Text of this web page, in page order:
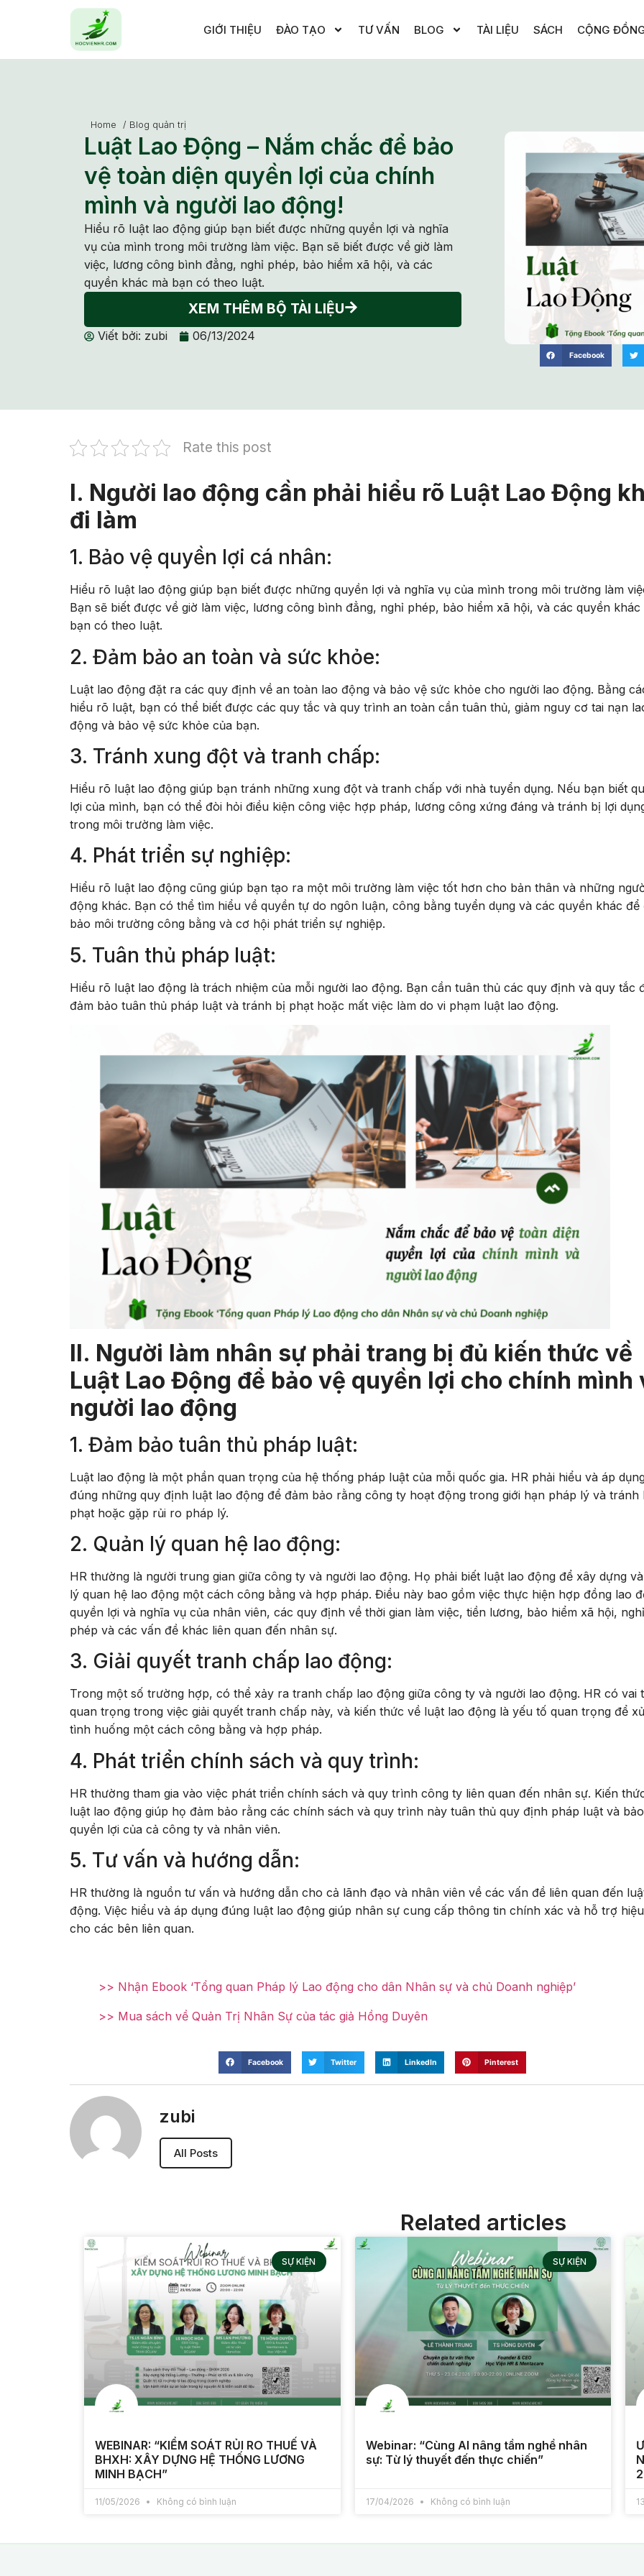
GIỚI THIỆU ĐÀO TẠO TƯ VẤN BLOG TÀI LIỆU SÁCH CỘNG
Home / Blog quản trị
Luật Lao Động – Nắm chắc để bảo
vệ toàn diện quyền lợi của chính
mình và người lao động!
Hiểu rõ luật lao động giúp bạn biết được những quyền lợi và nghĩa
vụ của mình trong môi trường làm việc. Bạn sẽ biết được về giờ làm
việc, lương công bình đẳng, nghỉ phép, bảo hiểm xã hội, và các
quyền khác mà bạn có theo luật.
XEM THÊM BỘ TÀI LIỆU
Viết bởi: zubi 06/13/2024
Facebook
Rate this post
I. Người lao động cần phải hiểu rõ Luật Lao Động
đi làm
1. Bảo vệ quyền lợi cá nhân:
Hiểu rõ luật lao động giúp bạn biết được những quyền lợi và nghĩa vụ của mình trong môi trường làm
Bạn sẽ biết được về giờ làm việc, lương công bình đẳng, nghỉ phép, bảo hiểm xã hội, và các quyền khác
bạn có theo luật.
2. Đảm bảo an toàn và sức khỏe:
Luật lao động đặt ra các quy định về an toàn lao động và bảo vệ sức khỏe cho người lao động. Bằng
hiểu rõ luật, bạn có thể biết được các quy tắc và quy trình an toàn cần tuân thủ, giảm nguy cơ tai nạn
động và bảo vệ sức khỏe của bạn.
3. Tránh xung đột và tranh chấp:
Hiểu rõ luật lao động giúp bạn tránh những xung đột và tranh chấp với nhà tuyển dụng. Nếu bạn biết
lợi của mình, bạn có thể đòi hỏi điều kiện công việc hợp pháp, lương công xứng đáng và tránh bị lợi
trong môi trường làm việc.
4. Phát triển sự nghiệp:
Hiểu rõ luật lao động cũng giúp bạn tạo ra một môi trường làm việc tốt hơn cho bản thân và những
động khác. Bạn có thể tìm hiểu về quyền tự do ngôn luận, công bằng tuyển dụng và các quyền khác để
bảo môi trường công bằng và cơ hội phát triển sự nghiệp.
5. Tuân thủ pháp luật:
Hiểu rõ luật lao động là trách nhiệm của mỗi người lao động. Bạn cần tuân thủ các quy định và quy tắc
đảm bảo tuân thủ pháp luật và tránh bị phạt hoặc mất việc làm do vi phạm luật lao động.
II. Người làm nhân sự phải trang bị đủ kiến thức về
Luật Lao Động để bảo vệ quyền lợi cho chính mình
người lao động
1. Đảm bảo tuân thủ pháp luật:
Luật lao động là một phần quan trọng của hệ thống pháp luật của mỗi quốc gia. HR phải hiểu và áp
đúng những quy định luật lao động để đảm bảo rằng công ty hoạt động trong giới hạn pháp lý và tránh
phạt hoặc gặp rủi ro pháp lý.
2. Quản lý quan hệ lao động:
HR thường là người trung gian giữa công ty và người lao động. Họ phải biết luật lao động để xây dựng
lý quan hệ lao động một cách công bằng và hợp pháp. Điều này bao gồm việc thực hiện hợp đồng lao
quyền lợi và nghĩa vụ của nhân viên, các quy định về thời gian làm việc, tiền lương, bảo hiểm xã hội, nghỉ
phép và các vấn đề khác liên quan đến nhân sự.
3. Giải quyết tranh chấp lao động:
Trong một số trường hợp, có thể xảy ra tranh chấp lao động giữa công ty và người lao động. HR có vai
quan trọng trong việc giải quyết tranh chấp này, và kiến thức về luật lao động là yếu tố quan trọng để
tình huống một cách công bằng và hợp pháp.
4. Phát triển chính sách và quy trình:
HR thường tham gia vào việc phát triển chính sách và quy trình công ty liên quan đến nhân sự. Kiến
luật lao động giúp họ đảm bảo rằng các chính sách và quy trình này tuân thủ quy định pháp luật và
quyền lợi của cả công ty và nhân viên.
5. Tư vấn và hướng dẫn:
HR thường là nguồn tư vấn và hướng dẫn cho cả lãnh đạo và nhân viên về các vấn đề liên quan đến
động. Việc hiểu và áp dụng đúng luật lao động giúp nhân sự cung cấp thông tin chính xác và hỗ trợ
cho các bên liên quan.
>> Nhận Ebook ‘Tổng quan Pháp lý Lao động cho dân Nhân sự và chủ Doanh nghiệp’
>> Mua sách về Quản Trị Nhân Sự của tác giả Hồng Duyên
Facebook Twitter LinkedIn Pinterest
zubi
All Posts
Related articles
SỰ KIỆN
WEBINAR: “KIỂM SOÁT RỦI RO THUẾ VÀ
BHXH: XÂY DỰNG HỆ THỐNG LƯƠNG
MINH BẠCH”
11/05/2026 Không có bình luận
SỰ KIỆN
Webinar: “Cùng AI nâng tầm nghề nhân
sự: Từ lý thuyết đến thực chiến”
17/04/2026 Không có bình luận